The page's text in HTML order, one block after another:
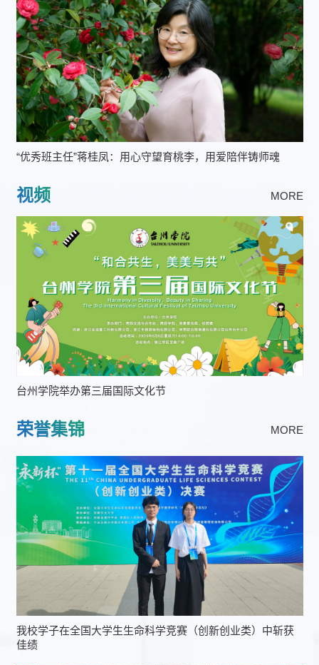
“优秀班主任”蒋桂凤：用心守望育桃李，用爱陪伴铸师魂
视频 MORE
台州学院举办第三届国际文化节
荣誉集锦 MORE
我校学子在全国大学生生命科学竞赛（创新创业类）中斩获
佳绩